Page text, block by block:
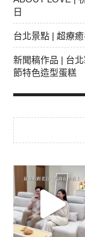
日
台北景點 | 超療
新聞稿作品 | 台
節特色造型蛋糕